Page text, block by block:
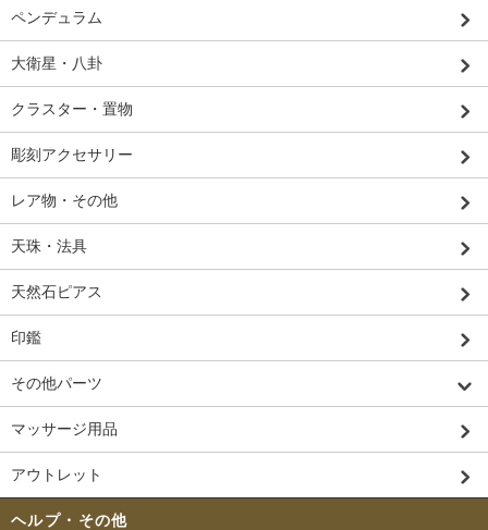
ペンデュラム
大衛星・八卦
クラスター・置物
彫刻アクセサリー
レア物・その他
天珠・法具
天然石ピアス
印鑑
その他パーツ
マッサージ用品
アウトレット
ヘルプ・その他